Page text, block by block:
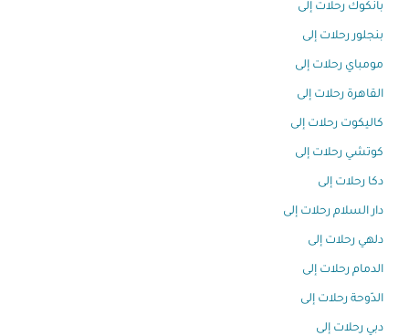
بانكوك رحلات إلى
بنجلور رحلات إلى
مومباي رحلات إلى
القاهرة رحلات إلى
كاليكوت رحلات إلى
كوتشي رحلات إلى
دكا رحلات إلى
دار السلام رحلات إلى
دلهي رحلات إلى
الدمام رحلات إلى
الدّوحة رحلات إلى
دبي رحلات إلى